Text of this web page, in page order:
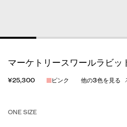
マーケトリースワールラビッ
¥25,300 ピンク 他の3色を見る
ONE SIZE